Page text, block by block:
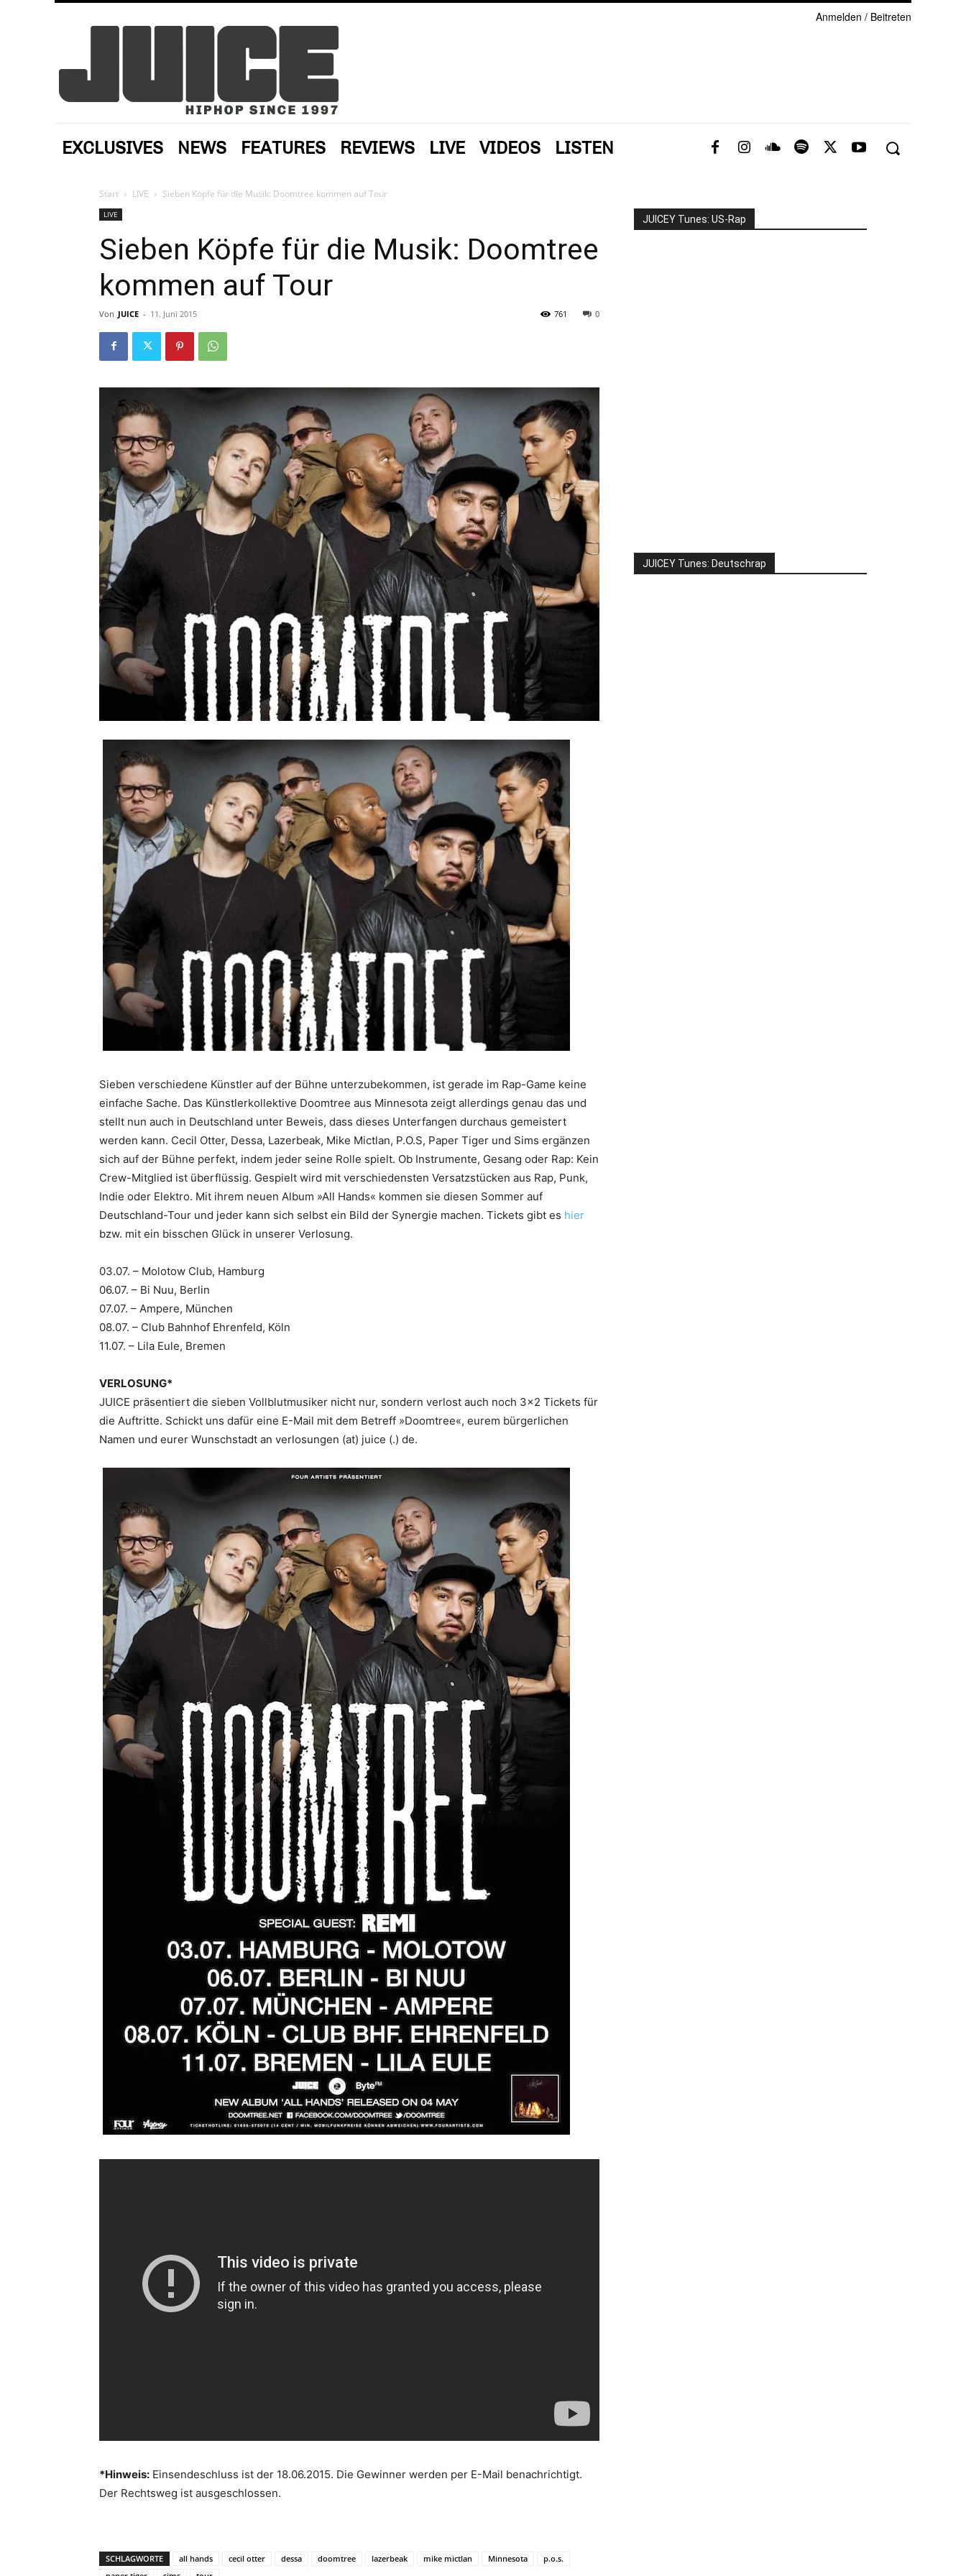
Anmelden / Beitreten
EXCLUSIVES NEWS FEATURES REVIEWS LIVE VIDEOS LISTEN
Start LIVE Sieben Köpfe für die Musik: Doomtree kommen auf Tour
LIVE
Sieben Köpfe für die Musik: Doomtree
kommen auf Tour
Von JUICE - 11. Juni 2015 0
761
Sieben verschiedene Künstler auf der Bühne unterzubekommen, ist gerade im Rap-Game keine
einfache Sache. Das Künstlerkollektive Doomtree aus Minnesota zeigt allerdings genau das und
stellt nun auch in Deutschland unter Beweis, dass dieses Unterfangen durchaus gemeistert
werden kann. Cecil Otter, Dessa, Lazerbeak, Mike Mictlan, P.O.S, Paper Tiger und Sims ergänzen
sich auf der Bühne perfekt, indem jeder seine Rolle spielt. Ob Instrumente, Gesang oder Rap: Kein
Crew-Mitglied ist überflüssig. Gespielt wird mit verschiedensten Versatzstücken aus Rap, Punk,
Indie oder Elektro. Mit ihrem neuen Album »All Hands« kommen sie diesen Sommer auf
Deutschland-Tour und jeder kann sich selbst ein Bild der Synergie machen. Tickets gibt es hier
bzw. mit ein bisschen Glück in unserer Verlosung.
03.07. – Molotow Club, Hamburg
06.07. – Bi Nuu, Berlin
07.07. – Ampere, München
08.07. – Club Bahnhof Ehrenfeld, Köln
11.07. – Lila Eule, Bremen
VERLOSUNG*
JUICE präsentiert die sieben Vollblutmusiker nicht nur, sondern verlost auch noch 3×2 Tickets für
die Auftritte. Schickt uns dafür eine E-Mail mit dem Betreff »Doomtree«, eurem bürgerlichen
Namen und eurer Wunschstadt an verlosungen (at) juice (.) de.
*Hinweis: Einsendeschluss ist der 18.06.2015. Die Gewinner werden per E-Mail benachrichtigt.
Der Rechtsweg ist ausgeschlossen.
SCHLAGWORTE all hands cecil otter dessa doomtree lazerbeak mike mictlan Minnesota
p.o.s.
JUICEY Tunes: US-Rap
JUICEY Tunes: Deutschrap